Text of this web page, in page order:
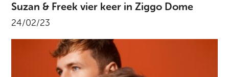
Suzan & Freek vier keer in Ziggo Dome
24/02/23